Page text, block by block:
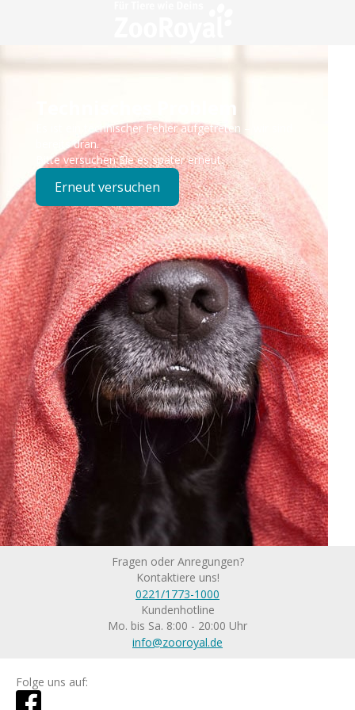
Technisches Problem
Es ist ein technischer Fehler aufgetreten – wir sind
bereits dran.
Bitte versuchen Sie es später erneut.
Erneut versuchen
Fragen oder Anregungen?
Kontaktiere uns!
0221/1773-1000
Kundenhotline
Mo. bis Sa. 8:00 - 20:00 Uhr
info@zooroyal.de
Folge uns auf: